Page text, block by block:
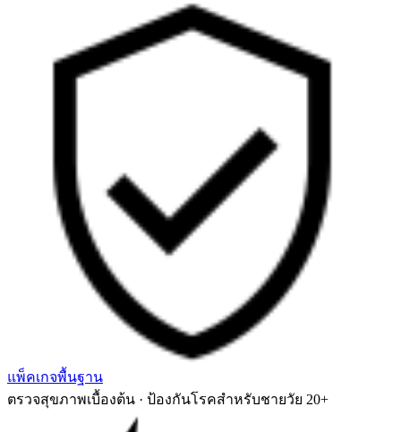
แพ็คเกจพื้นฐาน
ตรวจสุขภาพเบื้องต้น · ป้องกันโรคสำหรับชายวัย 20+